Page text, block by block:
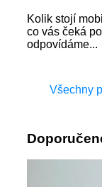
Kolik stojí
co vás čeká
odpovídáme...
Všechny